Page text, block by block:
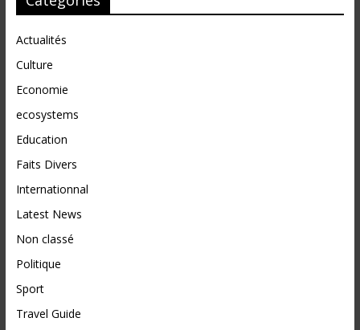
Actualités
Culture
Economie
ecosystems
Education
Faits Divers
Internationnal
Latest News
Non classé
Politique
Sport
Travel Guide